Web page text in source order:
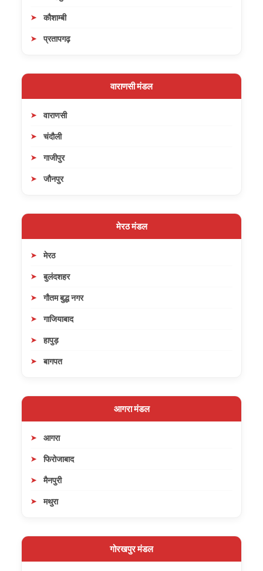
कौशाम्बी
प्रतापगढ़
वाराणसी मंडल
वाराणसी
चंदौली
गाजीपुर
जौनपुर
मेरठ मंडल
मेरठ
बुलंदशहर
गौतम बुद्ध नगर
गाजियाबाद
हापुड़
बागपत
आगरा मंडल
आगरा
फिरोजाबाद
मैनपुरी
मथुरा
गोरखपुर मंडल